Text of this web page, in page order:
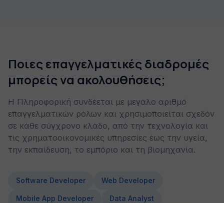
Ποιες επαγγελματικές διαδρομές
μπορείς να ακολουθήσεις;
Η Πληροφορική συνδέεται με μεγάλο αριθμό
επαγγελματικών ρόλων και χρησιμοποιείται σχεδόν
σε κάθε σύγχρονο κλάδο, από την τεχνολογία και
τις χρηματοοικονομικές υπηρεσίες έως την υγεία,
την εκπαίδευση, το εμπόριο και τη βιομηχανία.
Software Developer Web Developer
Mobile App Developer Data Analyst